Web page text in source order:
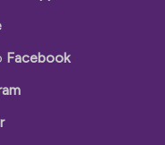
Facebook